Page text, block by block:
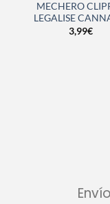
MECHERO
LEGALISE
3,99€